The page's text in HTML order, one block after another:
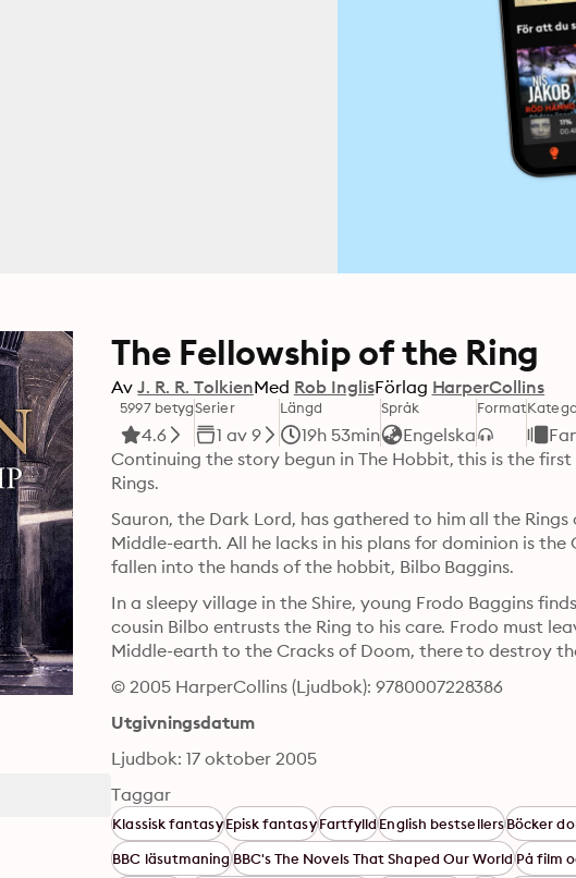
The Fellowship of the Ring
Av J. R. R. TolkienMed Rob InglisFörlag HarperCollins
5997 betyg
4.6
Serier
1 av 9
Längd
19h 53min
Språk
Engelska
Format
Continuing the story begun in The Hobbit, this is the
Rings.
Sauron, the Dark Lord, has gathered to him all the
Middle-earth. All he lacks in his plans for dominion is
fallen into the hands of the hobbit, Bilbo Baggins.
In a sleepy village in the Shire, young Frodo Baggins
cousin Bilbo entrusts the Ring to his care. Frodo must
Middle-earth to the Cracks of Doom, there to destroy
© 2005 HarperCollins (Ljudbok): 9780007228386
Utgivningsdatum
Ljudbok: 17 oktober 2005
Taggar
Klassisk fantasyEpisk fantasyFartfylldEnglish bestsellersBöcker
BBC läsutmaningBBC's The Novels That Shaped Our WorldPå film